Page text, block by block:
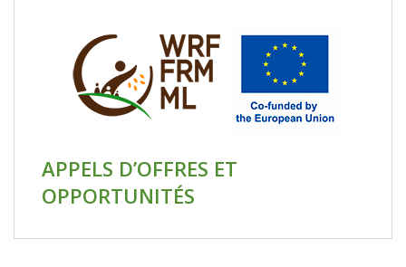
APPELS D’OFFRES ET
OPPORTUNITÉS